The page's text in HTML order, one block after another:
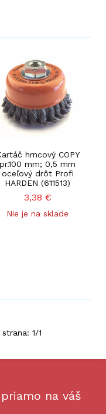
hrncový COPY
pr.100 mm; 0,5 mm
oceľový drôt Profi
HARDEN (611513)
3,38 €
Nie je na sklade
1/1
na váš